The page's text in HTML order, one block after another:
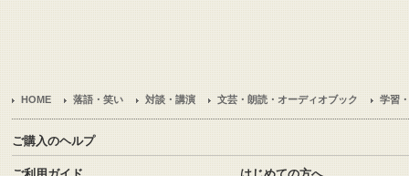
HOME 落語・笑い 対談・講演 文芸・朗読・オーディオブック 学習
ご購入のヘルプ